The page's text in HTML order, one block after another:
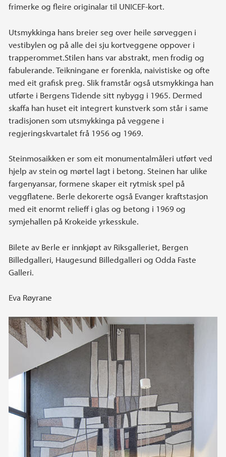
frimerke og fleire originalar til UNICEF-kort.
Utsmykkinga hans breier seg over heile sørveggen i
vestibylen og på alle dei sju kortveggene oppover i
trapperommet.Stilen hans var abstrakt, men frodig og
fabulerande. Teikningane er forenkla, naivistiske og ofte
med eit grafisk preg. Slik framstår også utsmykkinga han
utførte i Bergens Tidende sitt nybygg i 1965. Dermed
skaffa han huset eit integrert kunstverk som står i same
tradisjonen som utsmykkinga på veggene i
regjeringskvartalet frå 1956 og 1969.
Steinmosaikken er som eit monumentalmåleri utført ved
hjelp av stein og mørtel lagt i betong. Steinen har ulike
fargenyansar, formene skaper eit rytmisk spel på
veggflatene. Berle dekorerte også Evanger kraftstasjon
med eit enormt relieff i glas og betong i 1969 og
symjehallen på Krokeide yrkesskule.
Bilete av Berle er innkjøpt av Riksgalleriet, Bergen
Billedgalleri, Haugesund Billedgalleri og Odda Faste
Galleri.
Eva Røyrane